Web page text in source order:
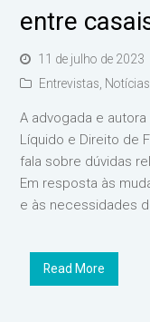
entre
11 de julho de 2023
Entrevistas Notícias
A advogada e
Líquido e Direito de
fala sobre dúvidas
Em resposta às
e às necessidades
Read More